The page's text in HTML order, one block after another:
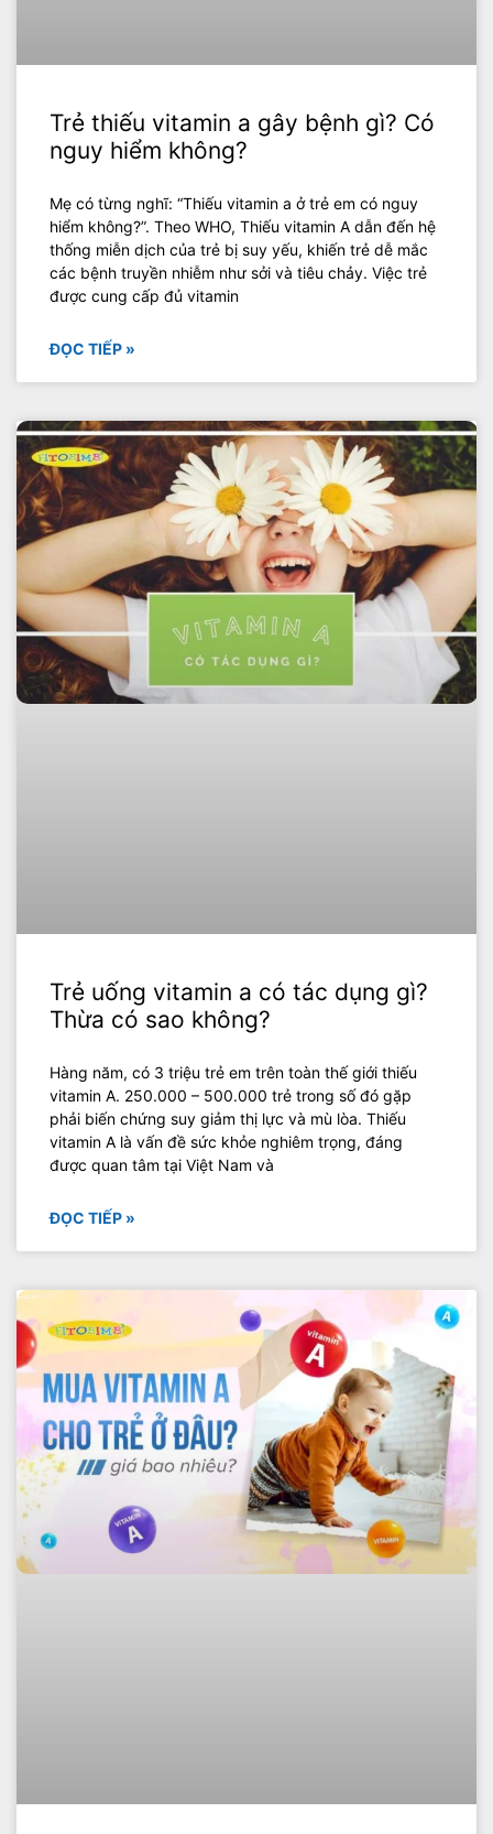
Trẻ thiếu vitamin a gây bệnh gì? Có
nguy hiểm không?
‍Mẹ có từng nghĩ: “Thiếu vitamin a ở trẻ em có nguy
hiểm không?”. Theo WHO, Thiếu vitamin A dẫn đến hệ
thống miễn dịch của trẻ bị suy yếu, khiến trẻ dễ mắc
các bệnh truyền nhiễm như sởi và tiêu chảy. Việc trẻ
được cung cấp đủ vitamin
ĐỌC TIẾP »
Trẻ uống vitamin a có tác dụng gì?
Thừa có sao không?
Hàng năm, có 3 triệu trẻ em trên toàn thế giới thiếu
vitamin A. 250.000 – 500.000 trẻ trong số đó gặp
phải biến chứng suy giảm thị lực và mù lòa. Thiếu
vitamin A là vấn đề sức khỏe nghiêm trọng, đáng
được quan tâm tại Việt Nam và
ĐỌC TIẾP »